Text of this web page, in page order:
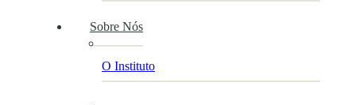
Sobre Nós
O Instituto